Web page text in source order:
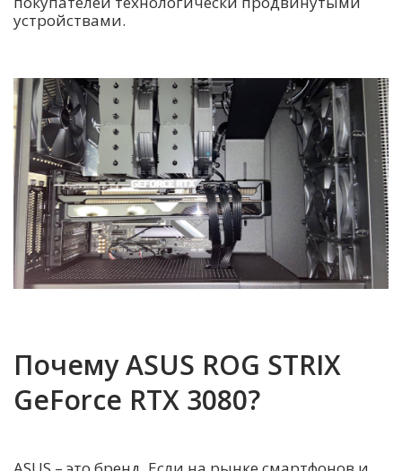
устройствами.
Почему ASUS ROG STRIX
GeForce RTX 3080?